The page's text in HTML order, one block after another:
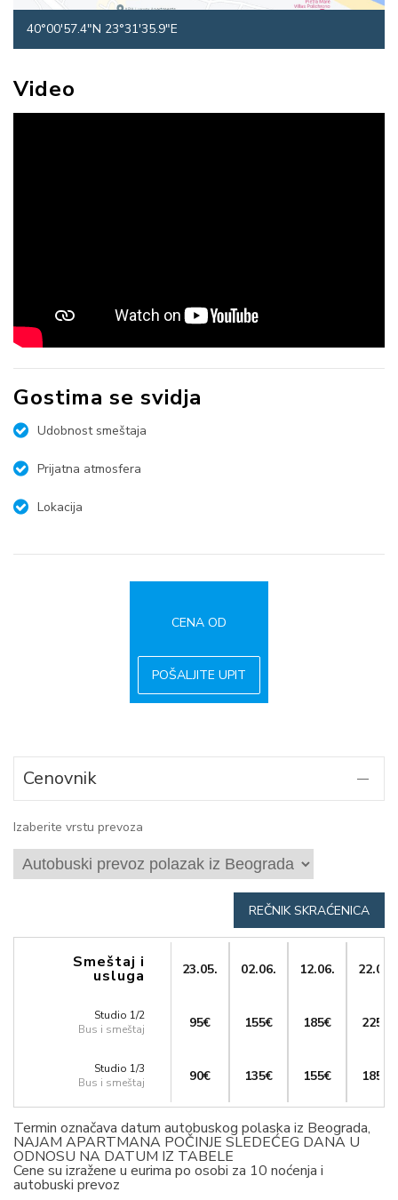
40°00'57.4"N 23°31'35.9"E
Video
Gostima se svidja
Udobnost smeštaja
Prijatna atmosfera
Lokacija
CENA OD
POŠALJITE UPIT
Cenovnik
Izaberite vrstu prevoza
REČNIK SKRAĆENICA
Smeštaj i
usluga
Studio 1/2
Bus i smeštaj
Studio 1/3
Bus i smeštaj
23.05.
95€
90€
02.06.
155€
135€
12.06.
185€
155€
22.06.
225€
185€
Termin označava datum autobuskog polaska iz Beograda,
NAJAM APARTMANA POČINJE SLEDEĆEG DANA U
ODNOSU NA DATUM IZ TABELE
Cene su izražene u eurima po osobi za 10 noćenja i
autobuski prevoz